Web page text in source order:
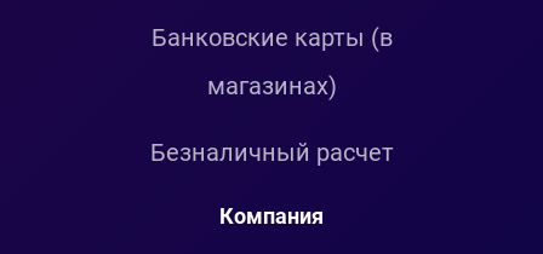
Банковские карты (в
магазинах)
Безналичный расчет
Компания